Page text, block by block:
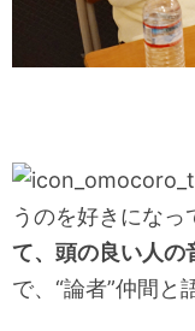
うのを好きになっ
て、頭の良い人の
で、“論者”仲間と